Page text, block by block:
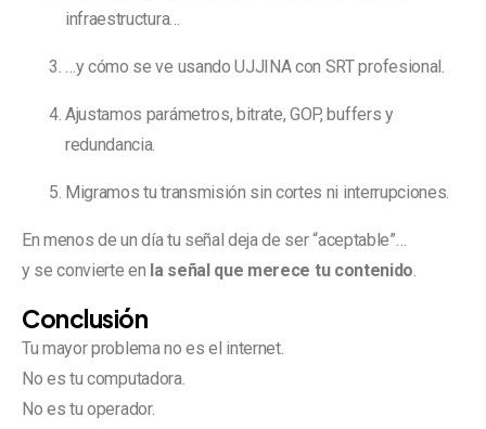
infraestructura…
…y cómo se ve usando UJJINA con SRT profesional.
Ajustamos parámetros, bitrate, GOP, buffers y
redundancia.
Migramos tu transmisión sin cortes ni interrupciones.
En menos de un día tu señal deja de ser “aceptable”…
y se convierte en la señal que merece tu contenido
Conclusión
Tu mayor problema no es el internet.
No es tu computadora.
No es tu operador.